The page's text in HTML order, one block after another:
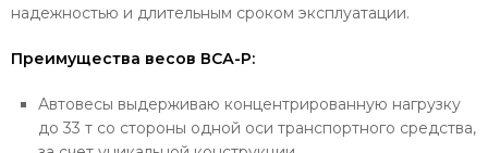
надежностью и длительным сроком эксплуатации.
Преимущества весов ВСА-Р:
Автовесы выдерживаю концентрированную нагрузку
до 33 т со стороны одной оси транспортного средства,